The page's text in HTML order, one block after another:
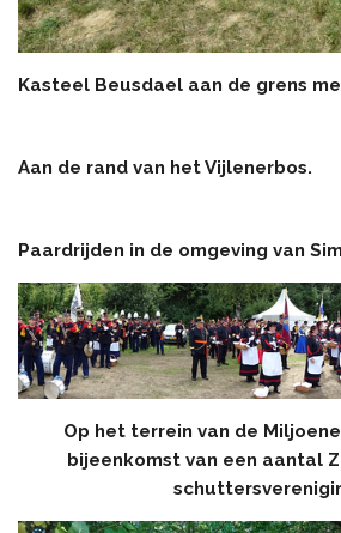
Kasteel Beusdael aan de grens
Aan de rand van het Vijlenerbos.
Paardrijden in de omgeving van
Op het terrein van de
bijeenkomst van een aantal